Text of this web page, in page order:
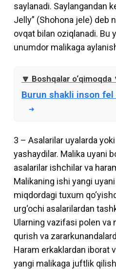
saylanadi. Saylangandan
Jelly” (Shohona jele) deb
ovqat bilan oziqlanadi. Bu
unumdor malikaga
Burun shakli inson fel
3 – Asalarilar uyalarda
yashaydilar. Malika uyani
asalarilar ishchilar va
Malikaning ishi yangi
miqdordagi tuxum
urg‘ochi asalarilardan
Ularning vazifasi polen va
qurish va
Haram erkaklardan iborat
yangi malikaga juftlik